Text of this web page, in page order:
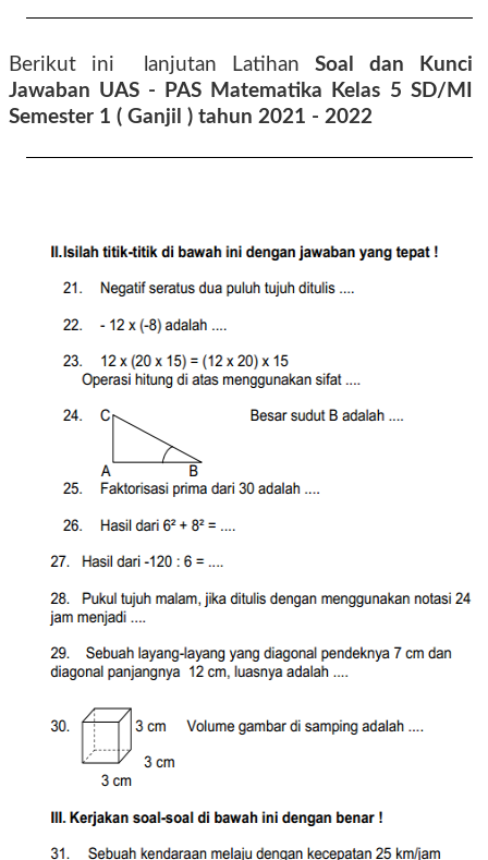
Berikut ini lanjutan LatihanSoal dan Kunci
Jawaban UAS - PAS Matematika Kelas 5 SD/MI
Semester 1 ( Ganjil ) tahun 2021 - 2022